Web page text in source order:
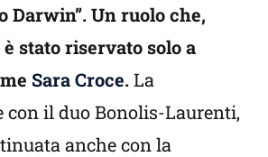
Darwin”. Un ruolo che,
stato riservato solo a
Sara Croce.La
con il duo Bonolis-Laurenti,
anche con la